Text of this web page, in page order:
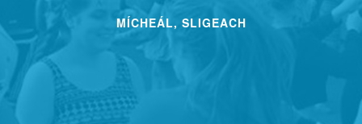
MÍCHEÁL, SLIGEACH